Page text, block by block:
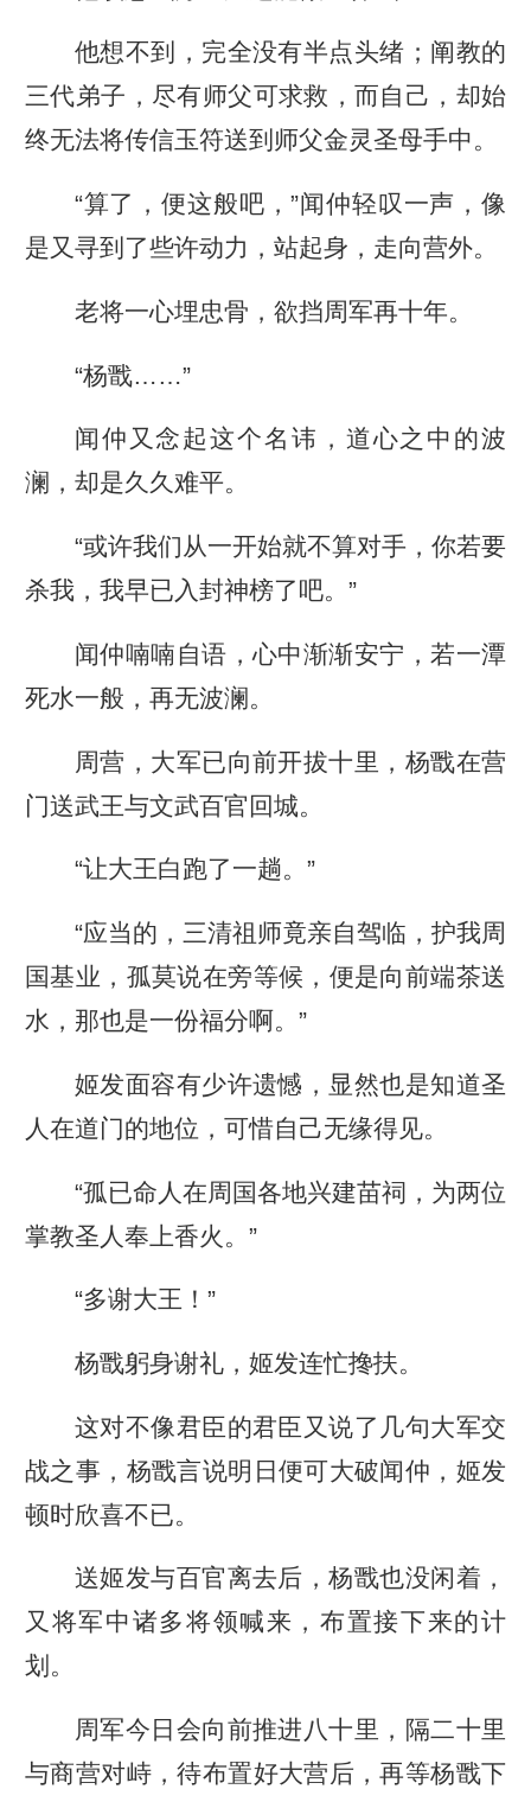
他想不到，完全没有半点头绪；阐教的
三代弟子，尽有师父可求救，而自己，却始
终无法将传信玉符送到师父金灵圣母手中。
“算了，便这般吧，”闻仲轻叹一声，像
是又寻到了些许动力，站起身，走向营外。
老将一心埋忠骨，欲挡周军再十年。
“杨戬……”
闻仲又念起这个名讳，道心之中的波
澜，却是久久难平。
“或许我们从一开始就不算对手，你若要
杀我，我早已入封神榜了吧。”
闻仲喃喃自语，心中渐渐安宁，若一潭
死水一般，再无波澜。
周营，大军已向前开拔十里，杨戬在营
门送武王与文武百官回城。
“让大王白跑了一趟。”
“应当的，三清祖师竟亲自驾临，护我周
国基业，孤莫说在旁等候，便是向前端茶送
水，那也是一份福分啊。”
姬发面容有少许遗憾，显然也是知道圣
人在道门的地位，可惜自己无缘得见。
“孤已命人在周国各地兴建苗祠，为两位
掌教圣人奉上香火。”
“多谢大王！”
杨戬躬身谢礼，姬发连忙搀扶。
这对不像君臣的君臣又说了几句大军交
战之事，杨戬言说明日便可大破闻仲，姬发
顿时欣喜不已。
送姬发与百官离去后，杨戬也没闲着，
又将军中诸多将领喊来，布置接下来的计
划。
周军今日会向前推进八十里，隔二十里
与商营对峙，待布置好大营后，再等杨戬下